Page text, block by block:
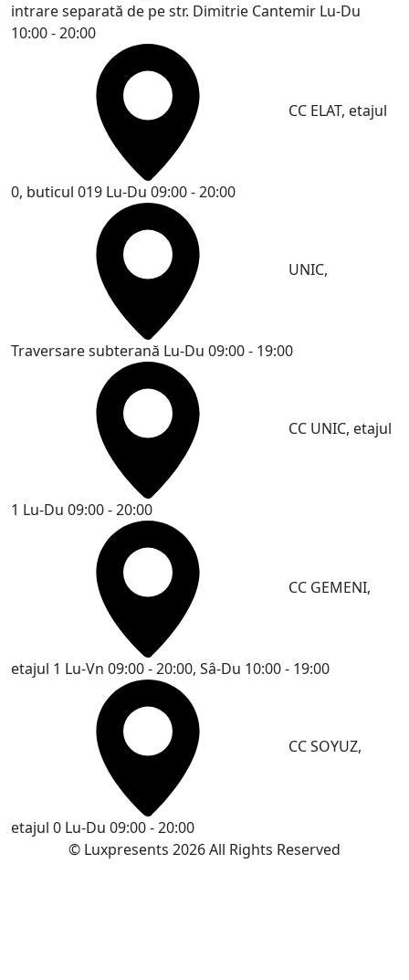
intrare separată de pe str. Dimitrie Cantemir Lu-Du
10:00 - 20:00
CC ELAT, etajul
0, buticul 019 Lu-Du 09:00 - 20:00
UNIC,
Traversare subterană Lu-Du 09:00 - 19:00
CC UNIC, etajul
1 Lu-Du 09:00 - 20:00
CC GEMENI,
etajul 1 Lu-Vn 09:00 - 20:00, Sâ-Du 10:00 - 19:00
CC SOYUZ,
etajul 0 Lu-Du 09:00 - 20:00
© Luxpresents 2026 All Rights Reserved